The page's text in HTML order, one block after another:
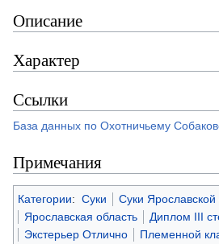
Описание
Характер
Ссылки
База данных по Охотничьему
Примечания
Категории: Суки
Суки Ярославской
Ярославская область
Диплом III
Экстерьер Отлично
Племенной